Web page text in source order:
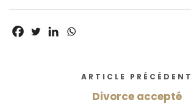
ARTICLE PRÉCÉDENT
Divorce accepté